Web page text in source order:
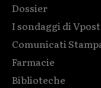
Dossier
I sondaggi di Vpost
Comunicati
Farmacie
Biblioteche